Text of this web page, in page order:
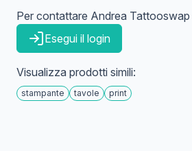
Per contattare Andrea Tattooswap
Esegui il login
Visualizza prodotti simili:
stampante tavole print